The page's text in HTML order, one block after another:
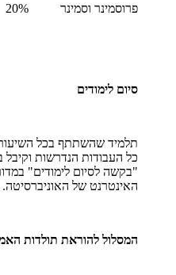
פרוסמינר וסמינר 20%
סיום לימודים
תלמיד שהשתתף בכל
כל העבודות הנדרשות וקיבל
"בקשה לסיום לימודים"
האינטרנט של האוניברסיטה.
המסלול להוראת תולדות